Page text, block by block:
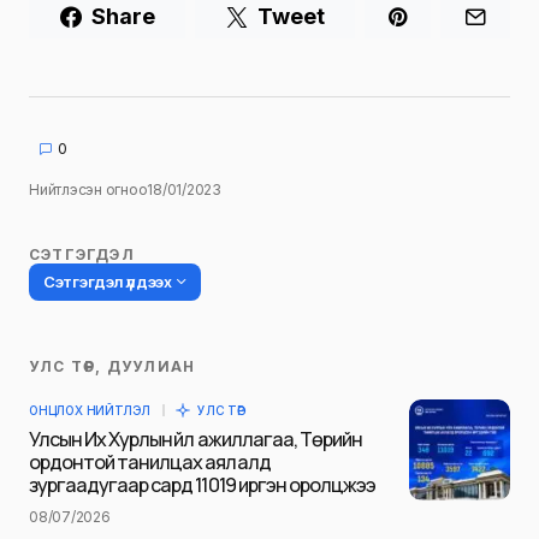
Share Tweet
0
Нийтлэсэн огноо18/01/2023
СЭТГЭГДЭЛ
Сэтгэгдэл үлдээх
Таны имэйл хаягийг нийтлэхгүй.
тэмдэглэсэн
Name
УЛС ТӨР, ДУУЛИАН
ОНЦЛОХ НИЙТЛЭЛ УЛС ТӨР
Улсын Их Хурлын үйл ажиллагаа, Төрийн
ордонтой танилцах аялалд
зургаадугаар сард 11019 иргэн оролцжээ
08/07/2026